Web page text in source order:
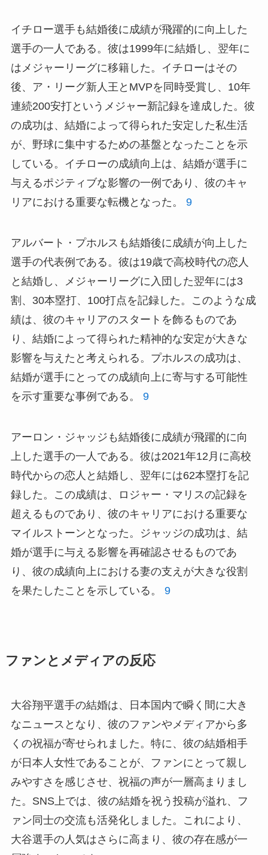
イチロー選手も結婚後に成績が飛躍的に向上した
選手の一人である。彼は1999年に結婚し、翌年に
はメジャーリーグに移籍した。イチローはその
後、ア・リーグ新人王とMVPを同時受賞し、10年
連続200安打というメジャー新記録を達成した。彼
の成功は、結婚によって得られた安定した私生活
が、野球に集中するための基盤となったことを示
している。イチローの成績向上は、結婚が選手に
与えるポジティブな影響の一例であり、彼のキャ
リアにおける重要な転機となった。 9
アルバート・プホルスも結婚後に成績が向上した
選手の代表例である。彼は19歳で高校時代の恋人
と結婚し、メジャーリーグに入団した翌年には3
割、30本塁打、100打点を記録した。このような成
績は、彼のキャリアのスタートを飾るものであ
り、結婚によって得られた精神的な安定が大きな
影響を与えたと考えられる。プホルスの成功は、
結婚が選手にとっての成績向上に寄与する可能性
を示す重要な事例である。 9
アーロン・ジャッジも結婚後に成績が飛躍的に向
上した選手の一人である。彼は2021年12月に高校
時代からの恋人と結婚し、翌年には62本塁打を記
録した。この成績は、ロジャー・マリスの記録を
超えるものであり、彼のキャリアにおける重要な
マイルストーンとなった。ジャッジの成功は、結
婚が選手に与える影響を再確認させるものであ
り、彼の成績向上における妻の支えが大きな役割
を果たしたことを示している。 9
ファンとメディアの反応
大谷翔平選手の結婚は、日本国内で瞬く間に大き
なニュースとなり、彼のファンやメディアから多
くの祝福が寄せられました。特に、彼の結婚相手
が日本人女性であることが、ファンにとって親し
みやすさを感じさせ、祝福の声が一層高まりまし
た。SNS上では、彼の結婚を祝う投稿が溢れ、フ
ァン同士の交流も活発化しました。これにより、
大谷選手の人気はさらに高まり、彼の存在感が一